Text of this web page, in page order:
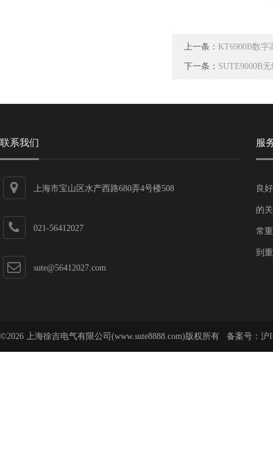
上一条： KT6900B数字
下一条： SUTE9000B
联系我们
上海市宝山区水产西路680弄4号楼508
021-56412027
sute@56412027.com
服
良
的
常
到
©2026 上海徐吉电气有限公司(www.sute8888.com)版权所有 备案号： 沪